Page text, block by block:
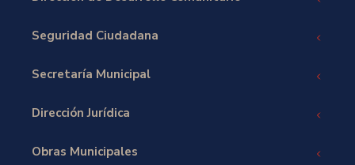
Seguridad Ciudadana
Secretaría Municipal
Dirección Jurídica
Obras Municipales